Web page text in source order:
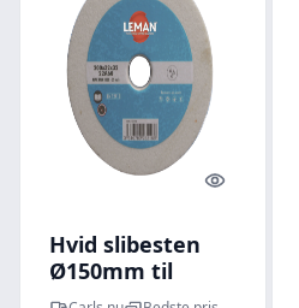
Quick look
Hvid slibesten
Ø150mm til
bænksliber -